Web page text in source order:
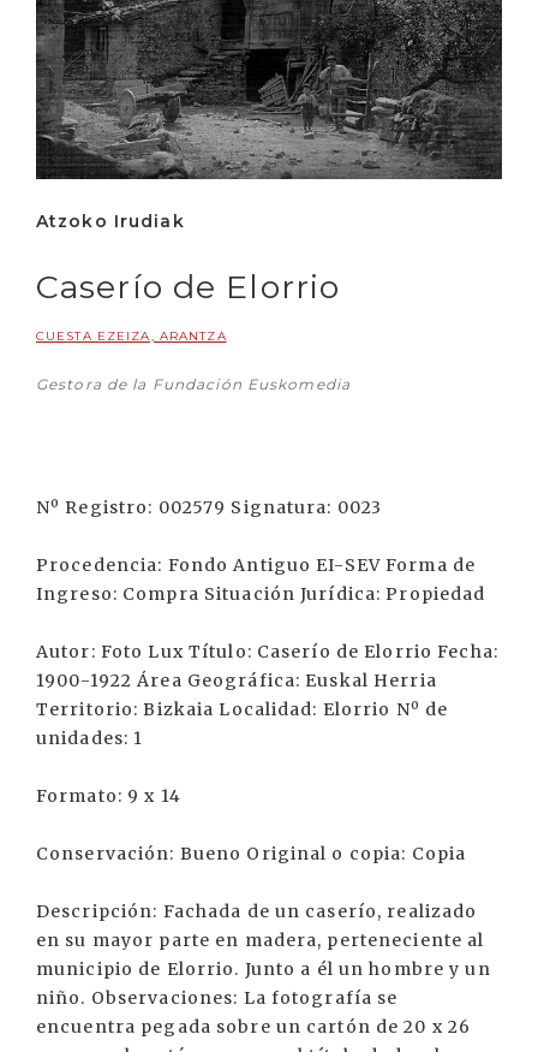
Atzoko Irudiak
Caserío de Elorrio
CUESTA EZEIZA, ARANTZA
Gestora de la Fundación Euskomedia
Nº Registro: 002579 Signatura: 0023
Procedencia: Fondo Antiguo EI-SEV Forma de
Ingreso: Compra Situación Jurídica: Propiedad
Autor: Foto Lux Título: Caserío de Elorrio Fecha:
1900-1922 Área Geográfica: Euskal Herria
Territorio: Bizkaia Localidad: Elorrio Nº de
unidades: 1
Formato: 9 x 14
Conservación: Bueno Original o copia: Copia
Descripción: Fachada de un caserío, realizado
en su mayor parte en madera, perteneciente al
municipio de Elorrio. Junto a él un hombre y un
niño. Observaciones: La fotografía se
encuentra pegada sobre un cartón de 20 x 26